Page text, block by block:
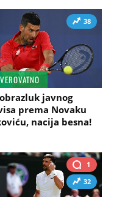
38
javnog
prema Novaku
nacija besna!
1
32